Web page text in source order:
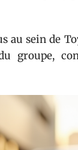
au sein de
groupe,